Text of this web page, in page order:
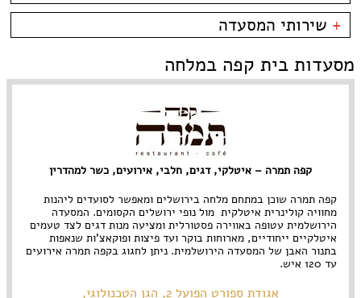
אבו גוש
גבעת רם
המושבה הגרמנית
הר חוצבים
מתחם התחנה
רחביה
שוק מחנה יהודה
תלפיות
פירות ים
צרפתי
אוכל ביתי
ארוחות בוקר
ביסטרו
בלינצ'ס קפה
בר
חומוס
חלבי
יפני
מזרחי
מסעדת שף
מרוקאי
צמחוני
תאילנדי
קונדיטוריה
קייטרינג
כשרות
כשר למהדרין
+ שירותי המסעדה
משלוחים
מסעדות בית קפה במלחה
קפה תמרה – איטלקי, דגים, חלבי, אירועים, כשר למהדרין
קפה תמרה שוכן במתחם מלחה בירושלים ומאפשר לסועדים ליהנות
מחוויה קולינרית איטלקית מול נופי ירושלים הקסומים. המסעדה
הירושלמית עטופה באווירה פסטורלית ומציעה מנות דגים לצד טעמים
איטלקיים ייחודיים, מארוחות בוקר ועד פיצות ופוקאצ'ות שנאפות
בתנור האבן של המסעדה הירושלמית. ניתן לחגוג בקפה תמרה אירועים
עד 120 איש.
אגודת ספורט הפועל 2, הגן הטכנולוגי,